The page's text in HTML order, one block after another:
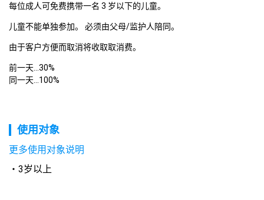
每位成人可免费携带一名 3 岁以下的儿童。
儿童不能单独参加。 必须由父母/监护人陪同。
由于客户方便而取消将收取取消费。
前一天...30%
同一天...100%
使用对象
更多使用对象说明
3岁以上